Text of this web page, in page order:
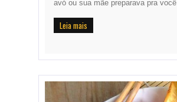
avó ou sua mãe preparava pra você
Leia mais